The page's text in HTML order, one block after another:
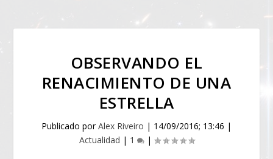
OBSERVANDO EL
RENACIMIENTO DE UNA
ESTRELLA
Publicado porAlex Riveiro | 14/09/2016; 13:46 |
Actualidad | 1 |